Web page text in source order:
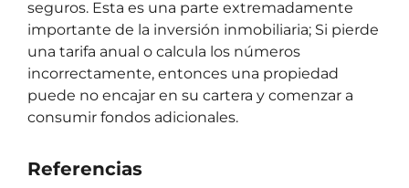
seguros. Esta es una parte extremadamente
importante de la inversión inmobiliaria; Si pierde
una tarifa anual o calcula los números
incorrectamente, entonces una propiedad
puede no encajar en su cartera y comenzar a
consumir fondos adicionales.
Referencias